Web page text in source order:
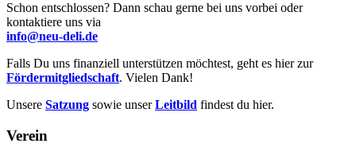
Schon entschlossen? Dann schau gerne bei uns vorbei oder
kontaktiere uns via
info@neu-deli.de
Falls Du uns finanziell unterstützen möchtest, geht es hier zur
Fördermitgliedschaft. Vielen Dank!
Unsere Satzung sowie unserLeitbild findest du hier.
Verein